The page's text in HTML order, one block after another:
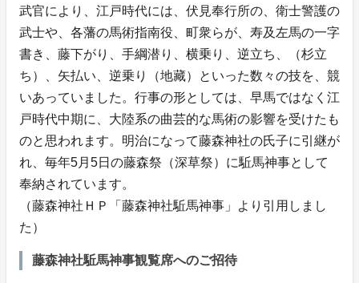
武官により、江戸時代には、伏見奉行所の、衛士警護の
武士や、各藩の馬術指南役、町衆らが、寿及左馬の一字
書き、藤下がり、手綱潜り、横乗り、逆立ち、（杉立
ち）、矢払い、逆乗り（地藏）といった数々の技を、競
いあっていました。行事の形としては、早馬ではなく江
戸時代中期に、大陸系の曲芸的な馬術の影響を受けたも
のと思われます。明治になって藤森神社の氏子に引継が
れ、毎年5月5日の藤森祭（深草祭）に駈馬神事として
奉納されています。
（藤森神社ＨＰ「藤森神社駈馬神事」より引用しまし
た）
藤森神社駈馬神事観覧席へのご招待